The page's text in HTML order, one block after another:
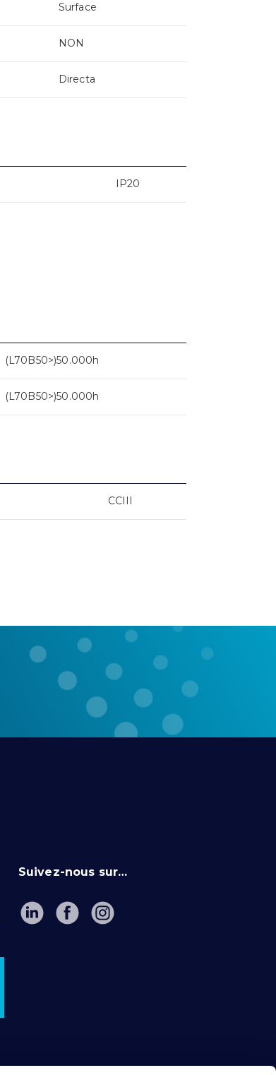
Surface
NON
Directa
IP20
(L70B50>)50.000h
(L70B50>)50.000h
CCIII
Suivez-nous sur…